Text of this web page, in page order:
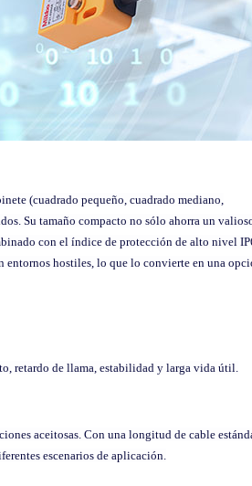
(cuadrado pequeño, cuadrado mediano,
Su tamaño compacto no sólo ahorra un
con el índice de protección de alto nivel
entornos hostiles, lo que lo convierte en una
retardo de llama, estabilidad y larga vida útil.
aceitosas. Con una longitud de cable
escenarios de aplicación.